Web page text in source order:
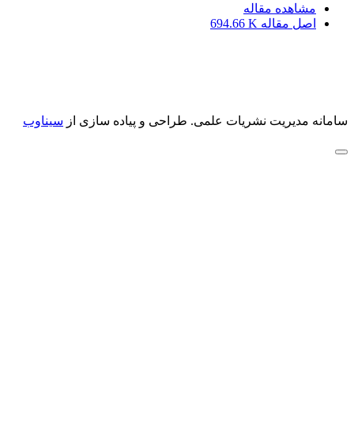
مشاهده مقاله
اصل مقاله 694.66 K
سامانه مدیریت نشریات علمی. طراحی و پیاده سازی از سیناوب